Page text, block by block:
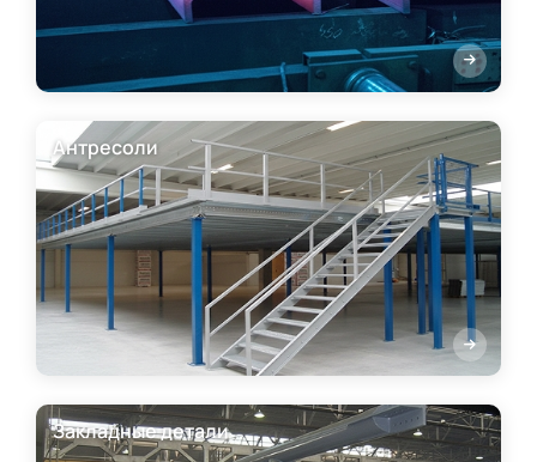
Антресоли
Закладные детали